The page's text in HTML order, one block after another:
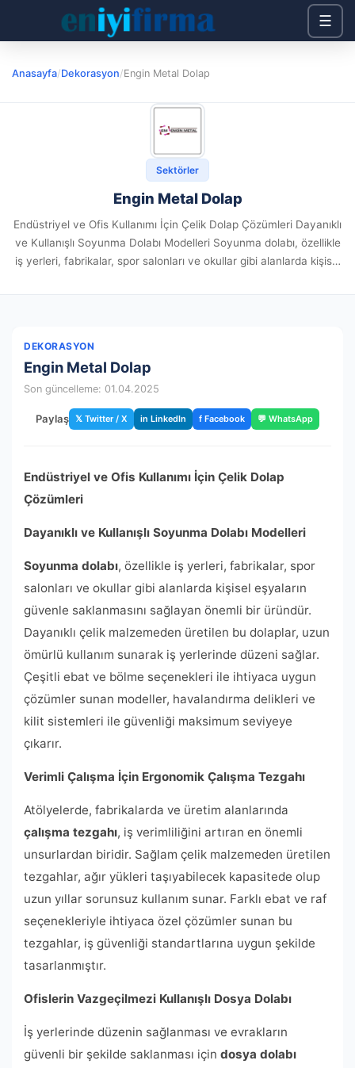
☰
Anasayfa/Dekorasyon/Engin Metal Dolap
Sektörler
Engin Metal Dolap
Endüstriyel ve Ofis Kullanımı İçin Çelik Dolap Çözümleri Dayanıklı
ve Kullanışlı Soyunma Dolabı Modelleri Soyunma dolabı, özellikle
iş yerleri, fabrikalar, spor salonları ve okullar gibi alanlarda kişisel
DEKORASYON
Engin Metal Dolap
Son güncelleme: 01.04.2025
Paylaş 𝕏 Twitter / X in LinkedIn f Facebook 💬 WhatsApp
Endüstriyel ve Ofis Kullanımı İçin Çelik Dolap
Çözümleri
Dayanıklı ve Kullanışlı Soyunma Dolabı Modelleri
Soyunma dolabı, özellikle iş yerleri, fabrikalar, spor
salonları ve okullar gibi alanlarda kişisel eşyaların
güvenle saklanmasını sağlayan önemli bir üründür.
Dayanıklı çelik malzemeden üretilen bu dolaplar, uzun
ömürlü kullanım sunarak iş yerlerinde düzeni sağlar.
Çeşitli ebat ve bölme seçenekleri ile ihtiyaca uygun
çözümler sunan modeller, havalandırma delikleri ve
kilit sistemleri ile güvenliği maksimum seviyeye
çıkarır.
Verimli Çalışma İçin Ergonomik Çalışma Tezgahı
Atölyelerde, fabrikalarda ve üretim alanlarında
çalışma tezgahı, iş verimliliğini artıran en önemli
unsurlardan biridir. Sağlam çelik malzemeden üretilen
tezgahlar, ağır yükleri taşıyabilecek kapasitede olup
uzun yıllar sorunsuz kullanım sunar. Farklı ebat ve raf
seçenekleriyle ihtiyaca özel çözümler sunan bu
tezgahlar, iş güvenliği standartlarına uygun şekilde
tasarlanmıştır.
Ofislerin Vazgeçilmezi Kullanışlı Dosya Dolabı
İş yerlerinde düzenin sağlanması ve evrakların
güvenli bir şekilde saklanması için dosya dolabı